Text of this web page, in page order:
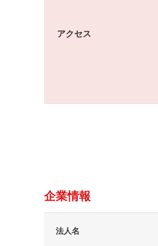
アクセス
企業情報
法人名